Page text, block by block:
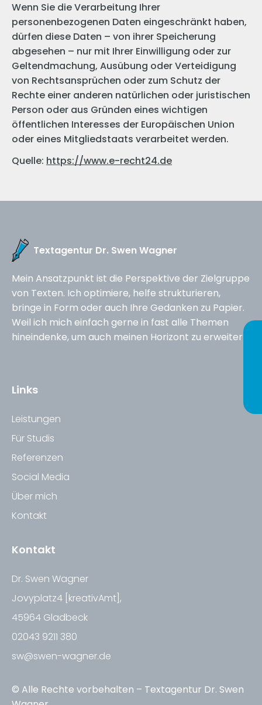
Wenn Sie die Verarbeitung Ihrer
personenbezogenen Daten eingeschränkt haben,
dürfen diese Daten – von ihrer Speicherung
abgesehen – nur mit Ihrer Einwilligung oder zur
Geltendmachung, Ausübung oder Verteidigung
von Rechtsansprüchen oder zum Schutz der
Rechte einer anderen natürlichen oder juristischen
Person oder aus Gründen eines wichtigen
öffentlichen Interesses der Europäischen Union
oder eines Mitgliedstaats verarbeitet werden.
Quelle: https://www.e-recht24.de
Textagentur Dr. Swen Wagner
Mein Ansatzpunkt ist die Perspektive der Zielgruppe
von Texten. Ich optimiere, helfe strukturieren,
bringe in Form oder auch Ihre Gedanken zu Papier.
Weil ich mich einfach gerne in fast alle Themen
hineindenke, um auch meinen Horizont zu erweitern.
Links
Leistungen
Für Studis
Referenzen
Social Media
Über mich
Kontakt
Kontakt
Dr. Swen Wagner
Jovyplatz4 [kreativAmt],
45964 Gladbeck
02043 9211 380
sw@swen-wagner.de
© Alle Rechte vorbehalten – Textagentur Dr. Swen